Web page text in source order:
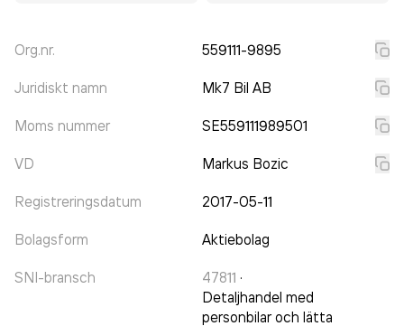
Org.nr. 559111-9895
Juridiskt namn Mk7 Bil AB
Moms nummer SE559111989501
VD Markus Bozic
Registreringsdatum 2017-05-11
Bolagsform Aktiebolag
SNI-bransch 47811 ·
Detaljhandel med
personbilar och lätta